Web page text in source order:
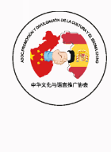
Saltar
al
contenido